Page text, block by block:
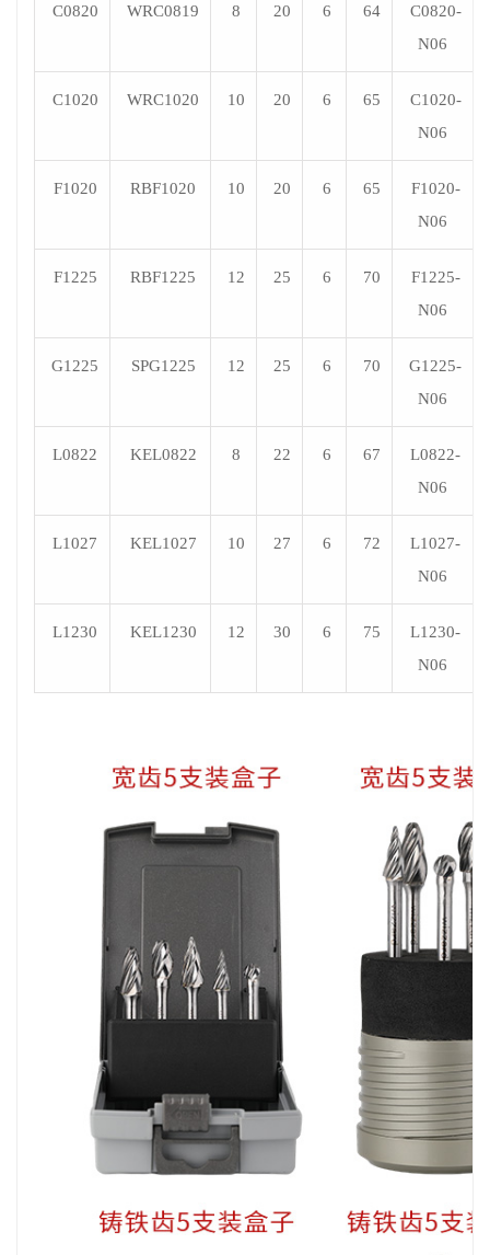
C0820 WRC0819 8 20 6 64
C0820-
N06
C1020 WRC1020 10 20 6 65
C1020-
N06
F1020 RBF1020 10 20 6 65
F1020-
N06
F1225 RBF1225 12 25 6 70
F1225-
N06
G1225 SPG1225 12 25 6 70
G1225-
N06
L0822 KEL0822 8 22 6 67
L0822-
N06
L1027 KEL1027 10 27 6 72
L1027-
N06
L1230 KEL1230 12 30 6 75
L1230-
N06